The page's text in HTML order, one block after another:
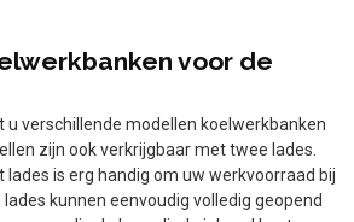
voor de
u verschillende modellen koelwerkbanken
zijn ook verkrijgbaar met twee lades.
lades is erg handig om uw werkvoorraad bij
kunnen eenvoudig volledig geopend